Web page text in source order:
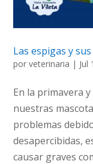
Las espigas y
porveterinaria | Jul
En la primavera
nuestras
problemas
desapercibidas,
causar graves